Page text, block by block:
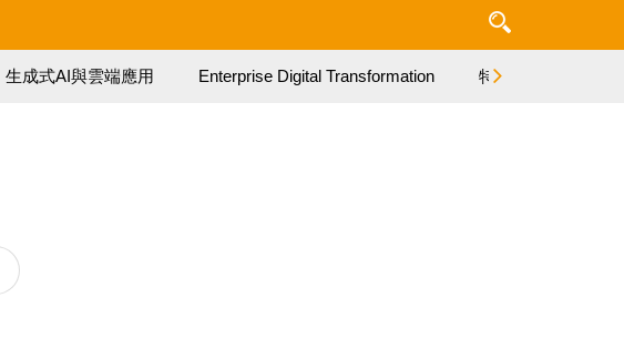
生成式AI與雲端應用 Enterprise Digital Transformation 特集